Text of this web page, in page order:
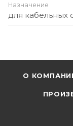
Назначение
для кабельных
О